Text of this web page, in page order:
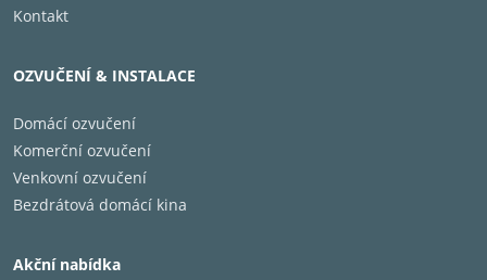
Kontakt
OZVUČENÍ & INSTALACE
Domácí ozvučení
Komerční ozvučení
Venkovní ozvučení
Bezdrátová domácí kina
Akční nabídka